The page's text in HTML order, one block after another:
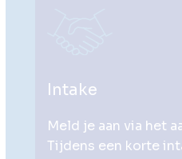
Intake
Meld je aan via het
Tijdens een korte